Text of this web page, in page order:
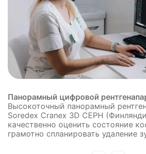
Панорамный цифровой
Высокоточный панорамный
Soredex Cranex 3D CEPH
качественно оценить состояние
грамотно спланировать удаление